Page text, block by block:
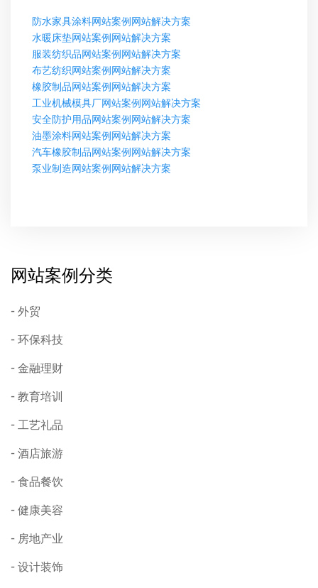
防水家具涂料网站案例网站解决方案
水暖床垫网站案例网站解决方案
服装纺织品网站案例网站解决方案
布艺纺织网站案例网站解决方案
橡胶制品网站案例网站解决方案
工业机械模具厂网站案例网站解决方案
安全防护用品网站案例网站解决方案
油墨涂料网站案例网站解决方案
汽车橡胶制品网站案例网站解决方案
泵业制造网站案例网站解决方案
网站案例分类
外贸
环保科技
金融理财
教育培训
工艺礼品
酒店旅游
食品餐饮
健康美容
房地产业
设计装饰